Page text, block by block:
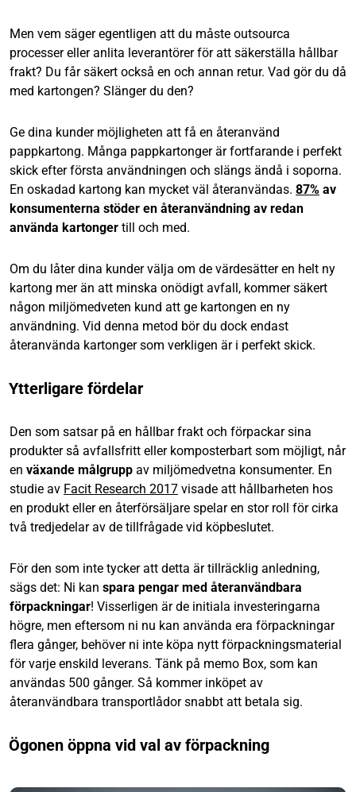
Men vem säger egentligen att du måste outsourca
processer eller anlita leverantörer för att säkerställa hållbar
frakt? Du får säkert också en och annan retur. Vad gör du då
med kartongen? Slänger du den?
Ge dina kunder möjligheten att få en återanvänd
pappkartong. Många pappkartonger är fortfarande i perfekt
skick efter första användningen och slängs ändå i soporna.
En oskadad kartong kan mycket väl återanvändas. 87% av
konsumenterna stöder en återanvändning av redan
använda kartonger till och med.
Om du låter dina kunder välja om de värdesätter en helt ny
kartong mer än att minska onödigt avfall, kommer säkert
någon miljömedveten kund att ge kartongen en ny
användning. Vid denna metod bör du dock endast
återanvända kartonger som verkligen är i perfekt skick.
Ytterligare fördelar
Den som satsar på en hållbar frakt och förpackar sina
produkter så avfallsfritt eller komposterbart som möjligt, når
en växande målgrupp av miljömedvetna konsumenter. En
studie av Facit Research 2017 visade att hållbarheten hos
en produkt eller en återförsäljare spelar en stor roll för cirka
två tredjedelar av de tillfrågade vid köpbeslutet.
För den som inte tycker att detta är tillräcklig anledning,
sägs det: Ni kan spara pengar med återanvändbara
förpackningar! Visserligen är de initiala investeringarna
högre, men eftersom ni nu kan använda era förpackningar
flera gånger, behöver ni inte köpa nytt förpackningsmaterial
för varje enskild leverans. Tänk på memo Box, som kan
användas 500 gånger. Så kommer inköpet av
återanvändbara transportlådor snabbt att betala sig.
Ögonen öppna vid val av förpackning